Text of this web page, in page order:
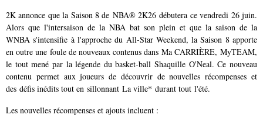
2K annonce que la Saison 8 de NBA® 2K26 débutera ce vendredi 26 juin.
Alors que l'intersaison de la NBA bat son plein et que la saison de la
WNBA s'intensifie à l'approche du All-Star Weekend, la Saison 8 apporte
en outre une foule de nouveaux contenus dans Ma CARRIÈRE, MyTEAM,
le tout mené par la légende du basket-ball Shaquille O'Neal. Ce nouveau
contenu permet aux joueurs de découvrir de nouvelles récompenses et
des défis inédits tout en sillonnant La ville* durant tout l'été.
Les nouvelles récompenses et ajouts incluent :